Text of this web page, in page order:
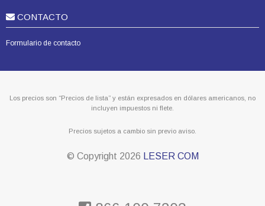
CONTACTO
Formulario de contacto
Los precios son “Precios de lista” y están expresados en dólares americanos, no
incluyen impuestos ni flete.
Precios sujetos a cambio sin previo aviso.
© Copyright 2026 LESER COM